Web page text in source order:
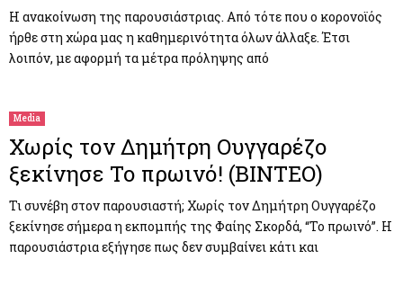
Η ανακοίνωση της παρουσιάστριας. Από τότε που ο κορονοϊός
ήρθε στη χώρα μας η καθημερινότητα όλων άλλαξε. Έτσι
λοιπόν, με αφορμή τα μέτρα πρόληψης από
Media
Χωρίς τον Δημήτρη Ουγγαρέζο
ξεκίνησε Το πρωινό! (ΒΙΝΤΕΟ)
Τι συνέβη στον παρουσιαστή; Χωρίς τον Δημήτρη Ουγγαρέζο
ξεκίνησε σήμερα η εκπομπής της Φαίης Σκορδά, “Το πρωινό”. Η
παρουσιάστρια εξήγησε πως δεν συμβαίνει κάτι και